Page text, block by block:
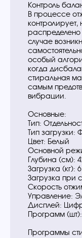
Контроль
В процессе
случае
особый
когда
стиральная
самым
вибрации.
Основные:
Тип:
Тип загрузки:
Цвет: Белый
Основной
Глубина (см):
Загрузка (кг): 6
Загрузка при
Скорость
Управление:
Дисплей:
Программ
Программы